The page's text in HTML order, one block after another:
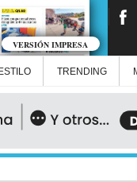
VERSIÓN IMPRESA
TRENDING